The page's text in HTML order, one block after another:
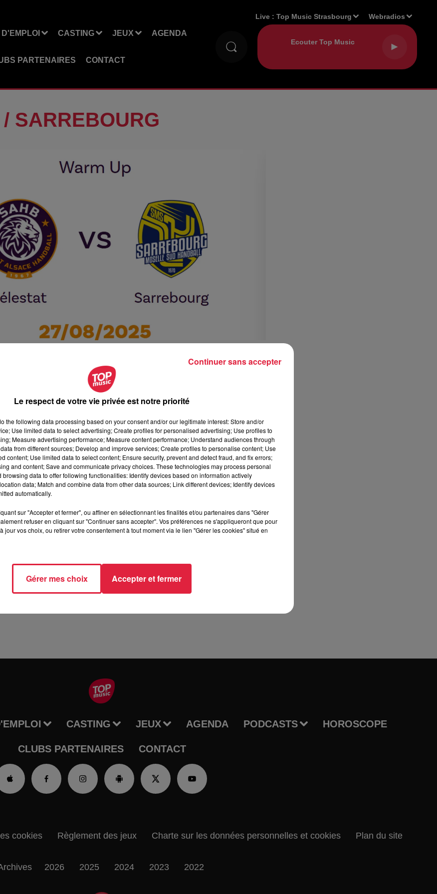
CASTING JEUX AGENDA
PARTENAIRES CONTACT
Live :Top Music Strasbourg Webradios
SARREBOURG
2025 à 20h00
2025 à 22h30
hb.com/
CASTING JEUX AGENDA PODCASTS HOROSCOPE
CLUBS PARTENAIRES CONTACT
cookies Règlement des jeux Charte sur les données personnelles et cookies Plan du site
2026 2025 2024 2023 2022
Le respect de votre vie privée est notre priorité
the following data processing based on your consent and/or our legitimate interest: Store and/or
Use limited data to select advertising; Create profiles for personalised advertising; Use profiles to
Measure advertising performance; Measure content performance; Understand audiences through
from different sources; Develop and improve services; Create profiles to personalise content; Use
content; Use limited data to select content; Ensure security, prevent and detect fraud, and fix errors;
and content; Save and communicate privacy choices. These technologies may process personal
browsing data to offer following functionalities: Identify devices based on information actively
data; Match and combine data from other data sources; Link different devices; Identify devices
automatically.
sur "Accepter et fermer", ou affiner en sélectionnant les finalités et/ou partenaires dans "Gérer
refuser en cliquant sur "Continuer sans accepter". Vos préférences ne s'appliqueront que pour
jour vos choix, ou retirer votre consentement à tout moment via le lien "Gérer les cookies" situé en
Gérer mes choix Accepter et fermer
Continuer sans accepter